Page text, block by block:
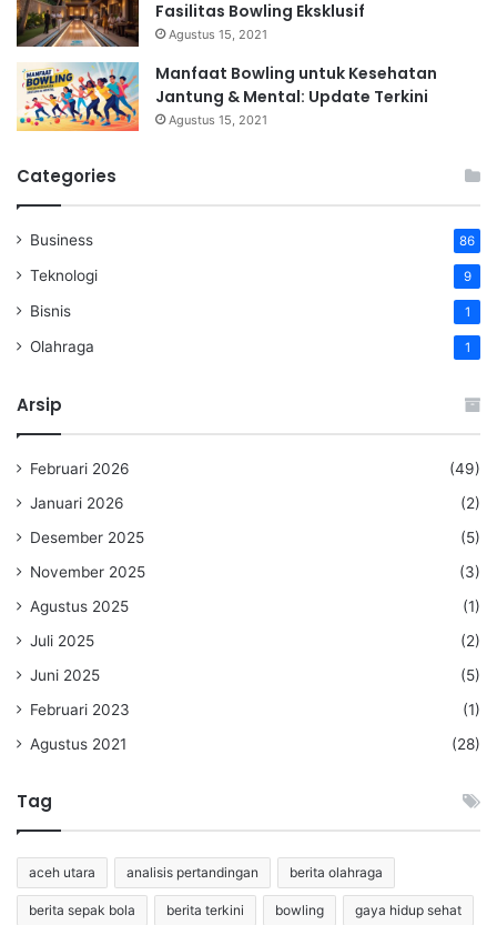
Fasilitas Bowling Eksklusif
Agustus 15, 2021
Manfaat Bowling untuk Kesehatan
Jantung & Mental: Update Terkini
Agustus 15, 2021
Categories
Business 86
Teknologi 9
Bisnis 1
Olahraga 1
Arsip
Februari 2026
(49)
Januari 2026
(2)
Desember 2025
(5)
November 2025
(3)
Agustus 2025
(1)
Juli 2025
(2)
Juni 2025
(5)
Februari 2023
(1)
Agustus 2021
(28)
Tag
aceh utara analisis pertandingan berita olahraga
berita sepak bola berita terkini bowling gaya hidup sehat